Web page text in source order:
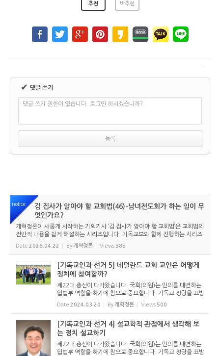
추천 비추천
✔ 댓글 쓰기
댓글 쓰기 권한이 없습니다. 로그인 하시겠습니까?
notice
김 집사가 알아야 할 교회법(46)-남녀전도회가 하는 일이 무
엇인가요?
개혁정론이 새롭게 시작하는 기획기사 ‘김 집사가 알아야 할 교회법’은 교회법의
전반적 내용을 쉽게 해설하는 시리즈입니다. 기독교보와 함께 진행하는 시리즈
로서 여기에 싣는 것은 기독교보의 허락을 받았습니다. 글 내용은 기독교보에
Date 2026.04.22 By 개혁정론 Views 385
[기독교인과 선거 5] 네덜란드 교회 교인은 어떻게
정치에 참여할까?
제22대 총선이 다가왔습니다. 국회(의원)는 민의를 대변하는
입법부 역할을 하기에 참으로 중요합니다. 기독교 정당을 표방
하는 곳도 선거에 나섭니다. 기독교인이라고 하면서 선거승리
를 위해 불법에 가담해서는 안되겠고, 교회도 선거법을 제대로
Date 2024.03.20 By 개혁정론 Views 500
[기독교인과 선거 4] 설교학적 관점에서 생각해 보
는 정치 설교하기
제22대 총선이 다가왔습니다. 국회(의원)는 민의를 대변하는
입법부 역할을 하기에 참으로 중요합니다. 기독교 정당을 표방